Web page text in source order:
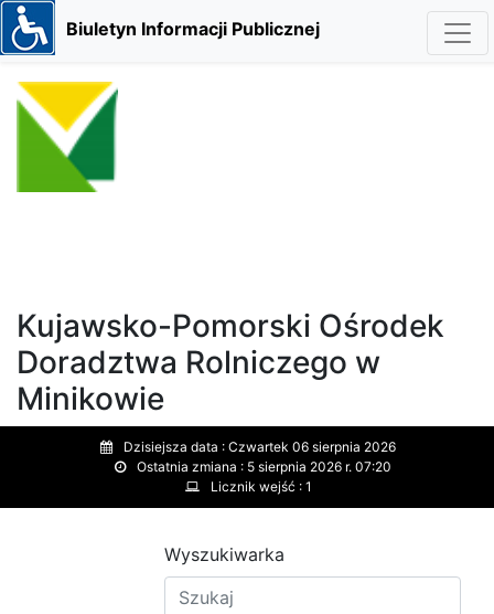
Biuletyn Informacji Publicznej
Kujawsko-Pomorski Ośrodek
Doradztwa Rolniczego w
Minikowie
Dzisiejsza data : Czwartek 06 sierpnia 2026
Ostatnia zmiana : 5 sierpnia 2026 r. 07:20
Licznik wejść : 1
Wyszukiwarka